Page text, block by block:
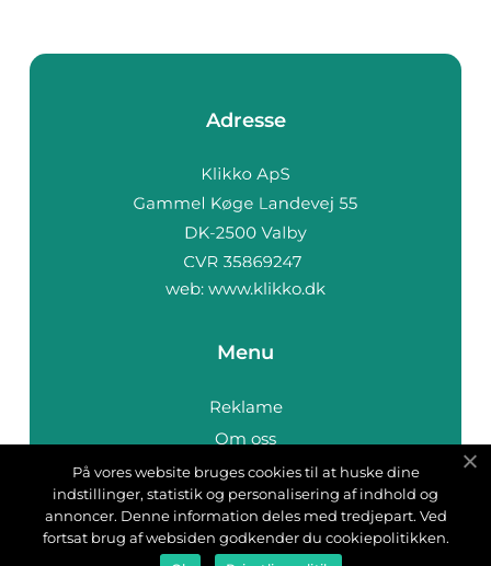
Adresse
web: www.klikko.dk
Menu
Reklame
Om oss
Cookies
Kontakt Oss
Sitemap
På vores website bruges cookies til at huske dine
indstillinger, statistik og personalisering af indhold og
annoncer. Denne information deles med tredjepart. Ved
fortsat brug af websiden godkender du cookiepolitikken.